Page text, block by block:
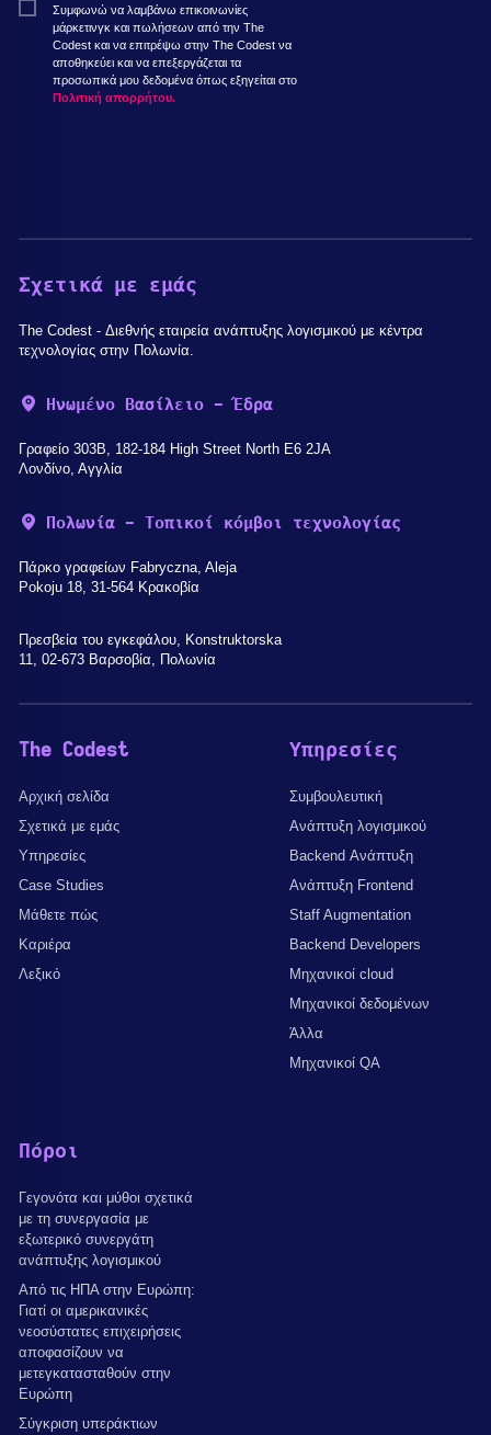
Συμφωνώ να λαμβάνω επικοινωνίες
μάρκετινγκ και πωλήσεων από την The
Codest και να επιτρέψω στην The Codest να
αποθηκεύει και να επεξεργάζεται τα
προσωπικά μου δεδομένα όπως εξηγείται στο
Πολιτική απορρήτου.
Σχετικά με εμάς
The Codest - Διεθνής εταιρεία ανάπτυξης λογισμικού με κέντρα
τεχνολογίας στην Πολωνία.
Ηνωμένο Βασίλειο - Έδρα
Γραφείο 303B, 182-184 High Street North E6 2JA
Λονδίνο, Αγγλία
Πολωνία - Τοπικοί κόμβοι τεχνολογίας
Πάρκο γραφείων Fabryczna, Aleja
Pokoju 18, 31-564 Κρακοβία
Πρεσβεία του εγκεφάλου, Konstruktorska
11, 02-673 Βαρσοβία, Πολωνία
The Codest
Αρχική σελίδα
Σχετικά με εμάς
Υπηρεσίες
Case Studies
Μάθετε πώς
Καριέρα
Λεξικό
Υπηρεσίες
Συμβουλευτική
Ανάπτυξη λογισμικού
Backend Ανάπτυξη
Ανάπτυξη Frontend
Staff Augmentation
Backend Developers
Μηχανικοί cloud
Μηχανικοί δεδομένων
Άλλα
Μηχανικοί QA
Πόροι
Γεγονότα και μύθοι σχετικά
με τη συνεργασία με
εξωτερικό συνεργάτη
ανάπτυξης λογισμικού
Από τις ΗΠΑ στην Ευρώπη:
Γιατί οι αμερικανικές
νεοσύστατες επιχειρήσεις
αποφασίζουν να
μετεγκατασταθούν στην
Ευρώπη
Σύγκριση υπεράκτιων